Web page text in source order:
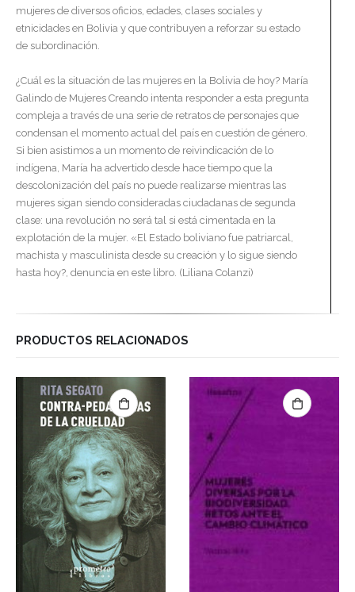
mujeres de diversos oficios, edades, clases sociales y
etnicidades en Bolivia y que contribuyen a reforzar su estado
de subordinación.
¿Cuál es la situación de las mujeres en la Bolivia de hoy? María
Galindo de Mujeres Creando intenta responder a esta pregunta
compleja a través de una serie de retratos de personajes que
condensan el momento actual del país en cuestión de género.
Si bien asistimos a un momento de reivindicación de lo
indígena, María ha advertido desde hace tiempo que la
descolonización del país no puede realizarse mientras las
mujeres sigan siendo consideradas ciudadanas de segunda
clase: una revolución no será tal si está cimentada en la
explotación de la mujer. «El Estado boliviano fue patriarcal,
machista y masculinista desde su creación y lo sigue siendo
hasta hoy?, denuncia en este libro. (Liliana Colanzi)
PRODUCTOS RELACIONADOS